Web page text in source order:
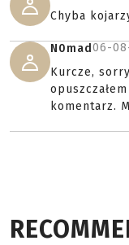
Chyba
N0mad06-
Kurcze,
komentarz.